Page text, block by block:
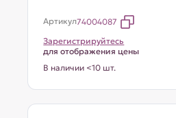
Артикул74004087
Зарегистрируйтесь
для отображения цены
В наличии <10 шт.